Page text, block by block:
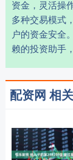
资金，灵活操
多种交易模式
户的资金安全
赖的投资助手
配资网 相